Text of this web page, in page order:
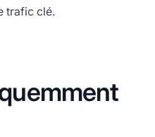
trafic clé.